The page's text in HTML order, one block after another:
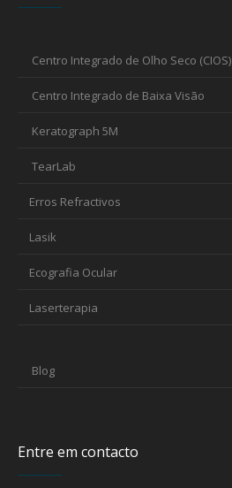
Centro Integrado de Olho Seco (CIOS)
Centro Integrado de Baixa Visão
Keratograph 5M
TearLab
Erros Refractivos
Lasik
Ecografia Ocular
Laserterapia
Blog
Entre em contacto